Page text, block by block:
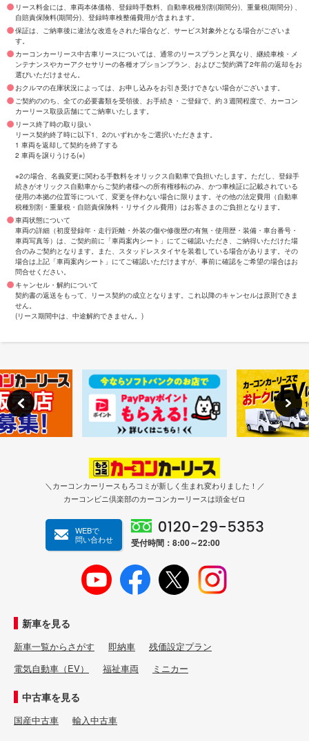
リース料金には、車両本体価格、登録時手数料、自動車税種別割(期間分)、重量税(期間分) 、
自賠責保険料(期間分)、登録時車検整備費用が含まれます。
保証は、ご納車後に違法な改造をされた場合など、サービス対象外となる場合がございま
す。
カーコンカーリース中古車リースについては、通常のリースプランと異なり、継続車検・メ
ンテナンスやカーアクセサリーの各種オプションプラン、およびご契約満了2年前の返却をお
選びいただけません。
おクルマの在庫状況によっては、お申し込みをお引き受けできない場合がございます。
ご契約ののち、全ての必要書類を受領後、お手続き・ご登録で、約３週間程度で、カーコン
カーリース取扱店舗にてご納車いたします。
リース終了時の取り扱い
リース契約終了時に以下1、2のいずれかをご選択いただきます。
1 車両を返却して契約を終了する
2 車両を譲りうける(※)
※2の場合、名義変更に関わる手数料をオリックス自動車で負担いたします。ただし、登録手
続きがオリックス自動車からご契約者様への所有権移転のみ、かつ車検証に記載されている
使用の本拠の位置等について、変更を伴わない場合に限ります。その他の法定費用（自動車
税種別割・重量税・自賠責保険料・リサイクル費用）はお客さまのご負担となります。
車両状態について
車両の詳細（初度登録年・走行距離・外装の傷や修復歴の有無・使用歴・装備・車台番号・
車両写真等）は、ご契約前に「車両案内シート」にてご確認いただき、ご納得いただけた場
合のみご契約となります。また、スタッドレスタイヤを装着している場合があります。その
場合は上記「車両案内シート」にてご確認いただけますが、事前に確認をご希望の場合はお
問合せください。
キャンセル・解約について
契約書の返送をもって、リース契約の成立となります。これ以降のキャンセルは原則できま
せん。
(リース期間中は、中途解約できません。)
＼カーコンカーリースもろコミが新しく生まれ変わりました！／
カーコンビニ倶楽部のカーコンカーリースは頭金ゼロ
WEBで
問い合わせ
受付時間：8:00～22:00
新車を見る
新車一覧からさがす 即納車
残価設定プラン
電気自動車（EV）
福祉車両 ミニカー
中古車を見る
国産中古車 輸入中古車